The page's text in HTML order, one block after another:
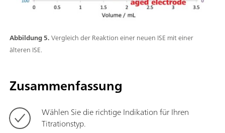
Abbildung 5.Vergleich der Reaktion einer neuen ISE mit einer
älteren ISE.
Zusammenfassung
Wählen Sie die richtige Indikation für Ihren
Titrationstyp.